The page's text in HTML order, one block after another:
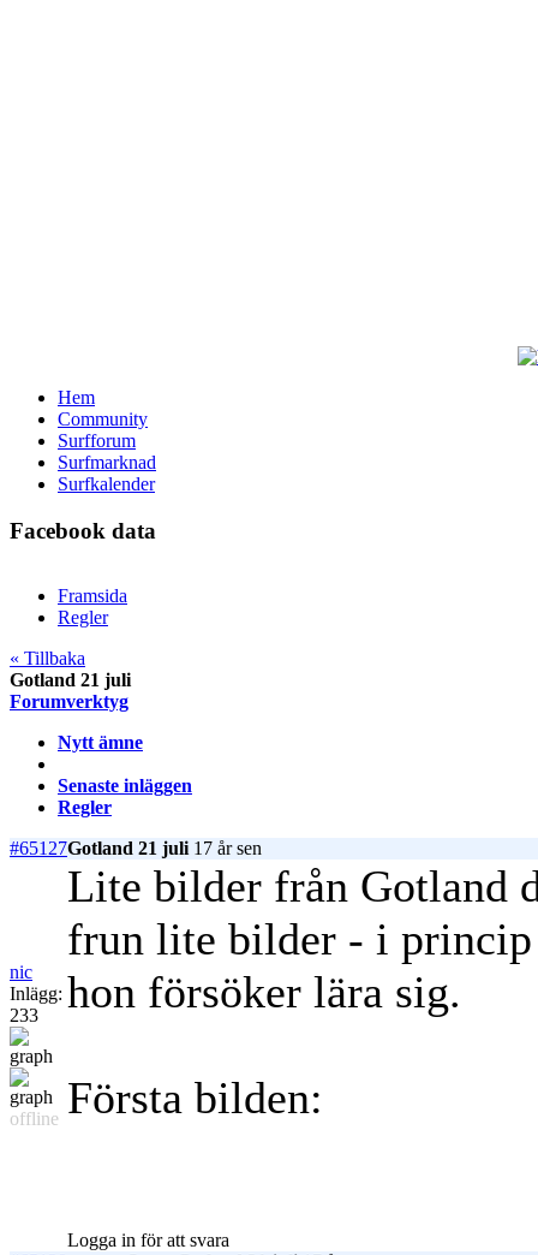
Hem
Community
Surfforum
Surfmarknad
Surfkalender
Facebook data
Framsida
Regler
« Tillbaka
Gotland 21 juli
Forumverktyg
Nytt ämne
Senaste inläggen
Regler
#65127Gotland 21 juli17 år sen
nic
Inlägg:
233
offline
Lite bilder från Gotland
frun lite bilder - i princip
hon försöker lära sig.
Första bilden:
Logga in för att svara